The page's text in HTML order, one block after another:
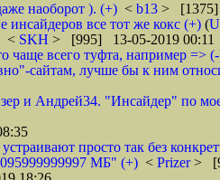
наоборот ). (+) < b13 > [1375]
инсайдеров все тот же кокс (+) (
< SKH > [995] 13-05-2019 00:11
чаще всего туфта, например =>
сайтам, лучше бы к ним
и Андрей34. "Инсайдер" по
просто так без
МБ" (+) < Prizer>